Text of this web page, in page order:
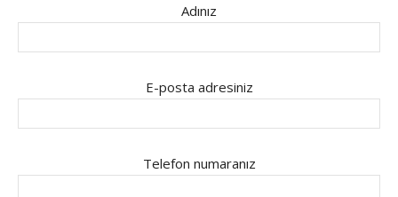
Adınız
E-posta adresiniz
Telefon numaranız